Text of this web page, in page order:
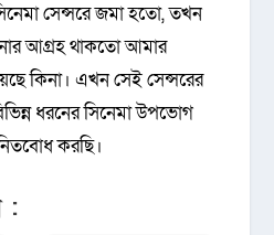
সেন্সরে জমা হতো, তখন
আগ্রহ থাকতো আমার
কিনা। এখন সেই সেন্সরের
ধরনের সিনেমা উপভোগ
করছি।
: